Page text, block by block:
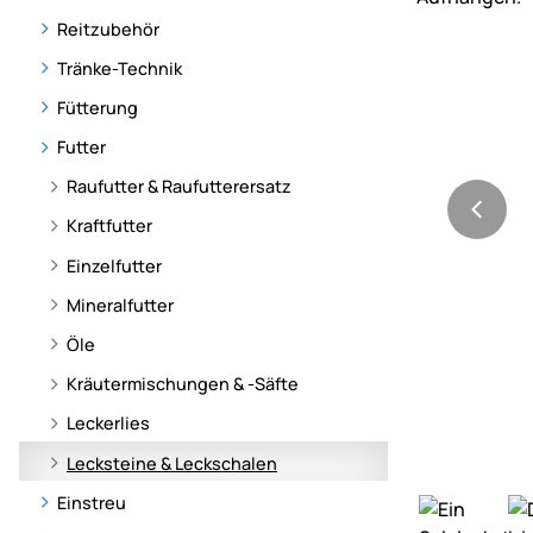
Reitzubehör
Tränke-Technik
Fütterung
Futter
Raufutter & Raufutterersatz
Kraftfutter
Einzelfutter
Mineralfutter
Öle
Kräutermischungen & -Säfte
Leckerlies
Lecksteine & Leckschalen
Einstreu